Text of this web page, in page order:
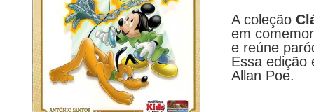
A coleção
em
e reúne
Essa edição
Allan Poe.